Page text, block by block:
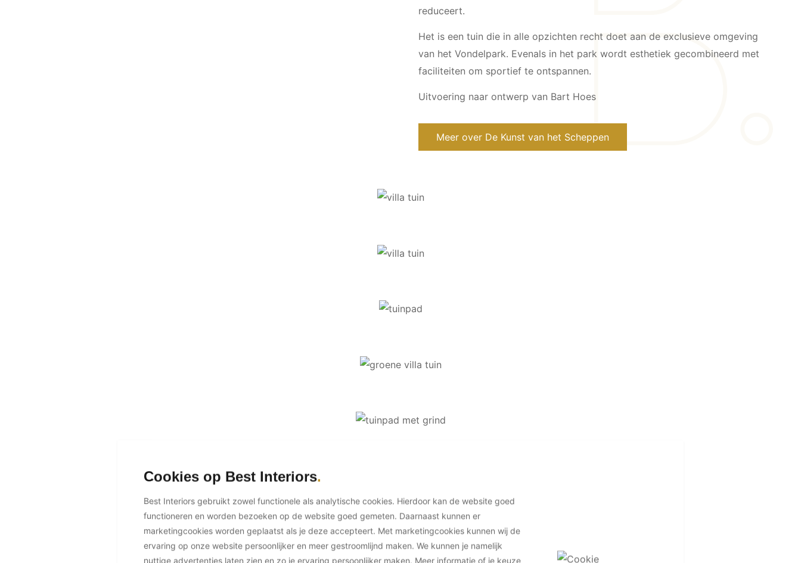
reduceert.
Het is een tuin die in alle opzichten recht doet aan de exclusieve omgeving
van het Vondelpark. Evenals in het park wordt esthetiek gecombineerd met
faciliteiten om sportief te ontspannen.
Uitvoering naar ontwerp van Bart Hoes
Meer over De Kunst van het Scheppen
Cookies op Best Interiors
Best Interiors gebruikt zowel functionele als analytische cookies. Hierdoor kan de website goed
functioneren en worden bezoeken op de website goed gemeten. Daarnaast kunnen er
marketingcookies worden geplaatst als je deze accepteert. Met marketingcookies kunnen wij de
ervaring op onze website persoonlijker en meer gestroomlijnd maken. We kunnen je namelijk
nuttige advertenties laten zien en zo je ervaring persoonlijker maken. Meer informatie of je keuze